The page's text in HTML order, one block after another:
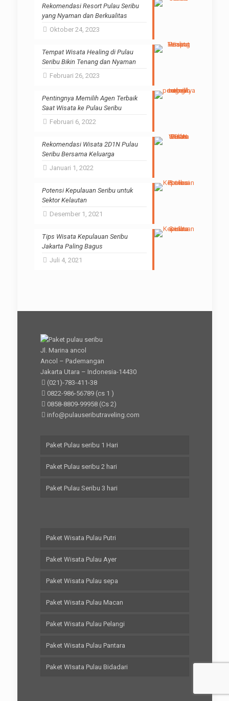
Rekomendasi Resort Pulau Seribu
yang Nyaman dan Berkualitas
Oktober 24, 2023
Tempat Wisata Healing di Pulau
Seribu Bikin Tenang dan Nyaman
Februari 26, 2023
Pentingnya Memilih Agen Terbaik
Saat Wisata ke Pulau Seribu
Februari 6, 2022
Rekomendasi Wisata 2D1N Pulau
Seribu Bersama Keluarga
Januari 1, 2022
Potensi Kepulauan Seribu untuk
Sektor Kelautan
Desember 1, 2021
Tips Wisata Kepulauan Seribu
Jakarta Paling Bagus
Juli 4, 2021
Jl. Marina ancol
Ancol – Pademangan
Jakarta Utara – Indonesia-14430
(021)-783-411-38
0822-986-56789(cs 1 )
0858-8809-99958(Cs 2)
info@pulauseributraveling.com
Paket Pulau seribu 1 Hari
Paket Pulau seribu 2 hari
Paket Pulau Seribu 3 hari
Paket Wisata Pulau Putri
Paket Wisata Pulau Ayer
Paket Wisata Pulau sepa
Paket Wisata Pulau Macan
Paket Wisata Pulau Pelangi
Paket Wisata Pulau Pantara
Paket WIsata Pulau Bidadari